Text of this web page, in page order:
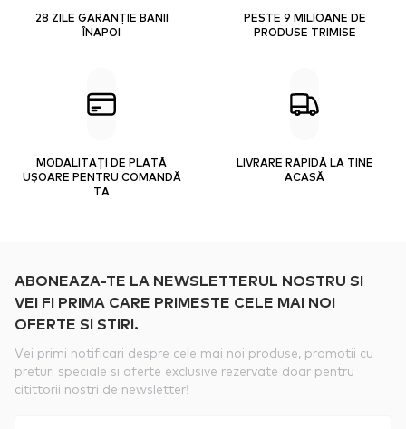
28 ZILE GARANȚIE BANII
ÎNAPOI
PESTE 9 MILIOANE DE
PRODUSE TRIMISE
MODALITAȚI DE PLATĂ
UȘOARE PENTRU COMANDĂ
TA
LIVRARE RAPIDĂ LA TINE
ACASĂ
ABONEAZA-TE LA NEWSLETTERUL NOSTRU SI
VEI FI PRIMA CARE PRIMESTE CELE MAI NOI
OFERTE SI STIRI.
Vei primi notificari despre cele mai noi produse, promotii cu
preturi speciale si oferte exclusive rezervate doar pentru
citittorii nostri de newsletter!